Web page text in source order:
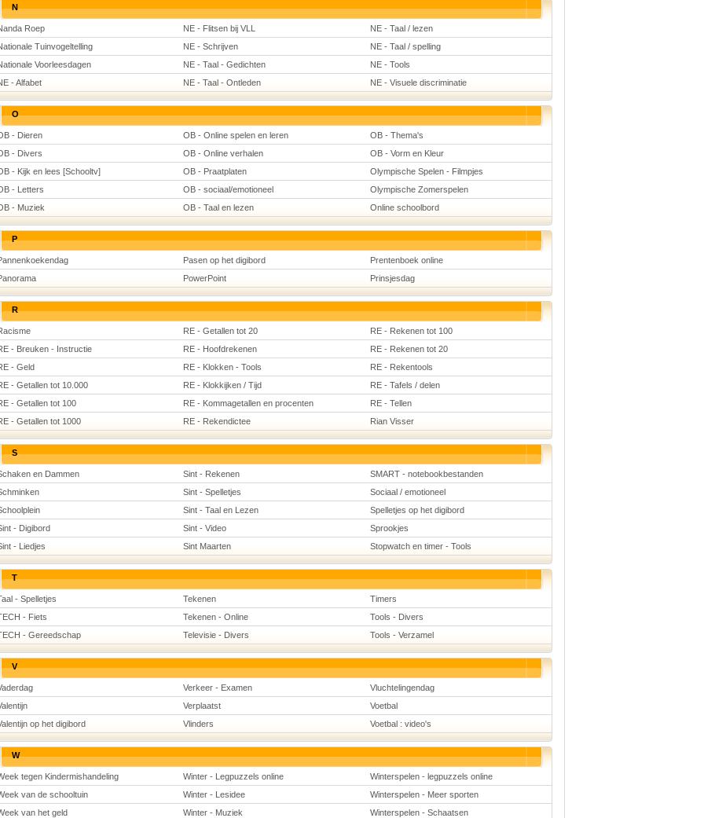
N
Roep NE - Flitsen bij VLL
NE - Taal / lezen
Tuinvogeltelling
NE - Schrijven
NE - Taal / spelling
Voorleesdagen
NE - Taal - Gedichten
NE - Tools
- Alfabet
NE - Taal - Ontleden NE - Visuele discriminatie
O
- Dieren OB - Online spelen en leren
OB - Thema's
- Divers
OB - Online verhalen
OB - Vorm en Kleur
- Kijk en lees [Schooltv]
OB - Praatplaten
Olympische Spelen - Filmpjes
- Letters
OB - sociaal/emotioneel
Olympische Zomerspelen
- Muziek
OB - Taal en lezen Online schoolbord
P
Pasen op het digibord
Prentenboek online
PowerPoint Prinsjesdag
R
RE - Getallen tot 20
RE - Rekenen tot 100
- Breuken - Instructie
RE - Hoofdrekenen
RE - Rekenen tot 20
- Geld
RE - Klokken - Tools
RE - Rekentools
- Getallen tot 10.000
RE - Klokkijken / Tijd
RE - Tafels / delen
- Getallen tot 100
RE - Kommagetallen en procenten
RE - Tellen
- Getallen tot 1000
RE - Rekendictee Rian Visser
S
en Dammen Sint - Rekenen
SMART - notebookbestanden
Sint - Spelletjes
Sociaal / emotioneel
Sint - Taal en Lezen
Spelletjes op het digibord
- Digibord
Sint - Video
Sprookjes
- Liedjes
Sint Maarten Stopwatch en timer - Tools
T
- Spelletjes Tekenen
Timers
- Fiets
Tekenen - Online
Tools - Divers
- Gereedschap
Televisie - Divers Tools - Verzamel
V
Verkeer - Examen
Vluchtelingendag
Verplaatst
Voetbal
op het digibord
Vlinders Voetbal : video's
W
tegen Kindermishandeling Winter - Legpuzzels online
Winterspelen - legpuzzels online
van de schooltuin
Winter - Lesidee
Winterspelen - Meer sporten
van het geld
Winter - Muziek Winterspelen - Schaatsen